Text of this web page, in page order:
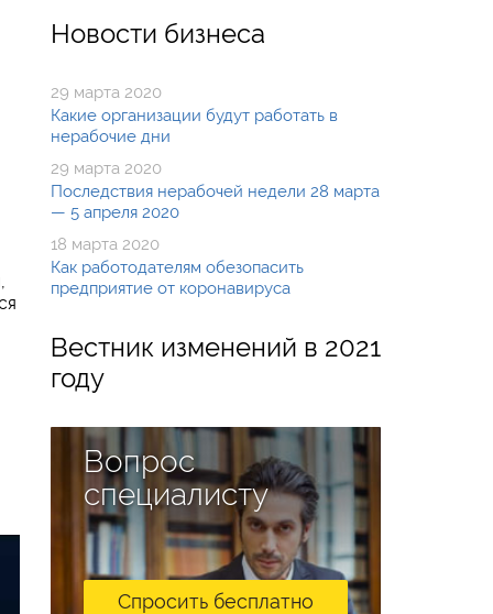
Новости бизнеса
29 марта 2020
Какие организации будут работать в
нерабочие дни
29 марта 2020
Последствия нерабочей недели 28 марта
— 5 апреля 2020
18 марта 2020
Как работодателям обезопасить
предприятие от коронавируса
Вестник изменений в 2021
году
Вопрос
специалисту
Спросить бесплатно